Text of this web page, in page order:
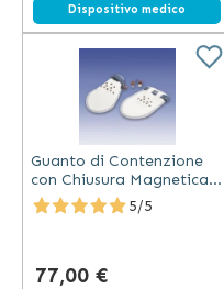
Dispositivo medico
Guanto di Contenzione
con Chiusura Magnetica e
Chiave BioMatrix
5/5
77,00 €